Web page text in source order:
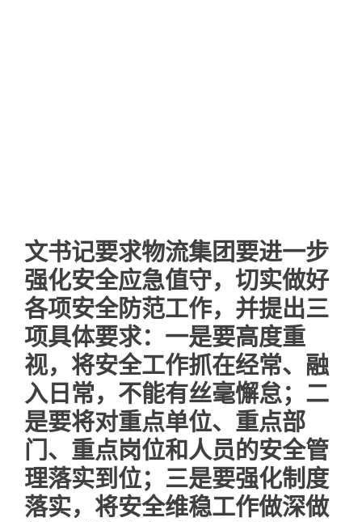
文书记要求物流集团要进一步
强化安全应急值守，切实做好
各项安全防范工作，并提出三
项具体要求：一是要高度重
视，将安全工作抓在经常、融
入日常，不能有丝毫懈怠；二
是要将对重点单位、重点部
门、重点岗位和人员的安全管
理落实到位；三是要强化制度
落实，将安全维稳工作做深做